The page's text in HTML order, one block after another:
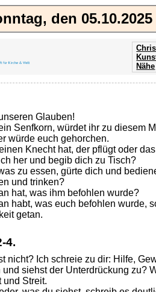
den 05.10.2025
Nähe
Glauben!
Senfkorn, würdet ihr zu diesem
würde euch gehorchen.
Knecht hat, der pflügt oder
her und begib dich zu Tisch?
zu essen, gürte dich und
und trinken?
hat, was ihm befohlen wurde?
habt, was euch befohlen wurde,
getan.
4.
Ich schreie zu dir: Hilfe,
siehst der Unterdrückung zu?
und Streit.